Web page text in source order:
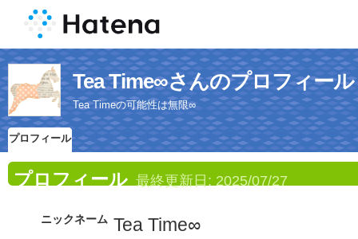
Tea Time∞さんのプロフィール
Tea Timeの可能性は無限∞
プロフィール
プロフィール 最終更新日: 2025/07/27
ニックネーム Tea Time∞